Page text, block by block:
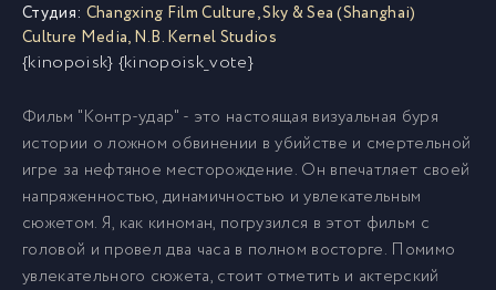
Студия: Changxing Film Culture,Sky & Sea (Shanghai)
Culture Media,N.B. Kernel Studios
{kinopoisk} {kinopoisk_vote}
Фильм "Контр-удар" - это настоящая визуальная буря
истории о ложном обвинении в убийстве и смертельной
игре за нефтяное месторождение. Он впечатляет своей
напряженностью, динамичностью и увлекательным
сюжетом. Я, как киноман, погрузился в этот фильм с
головой и провел два часа в полном восторге. Помимо
увлекательного сюжета, стоит отметить и актерский